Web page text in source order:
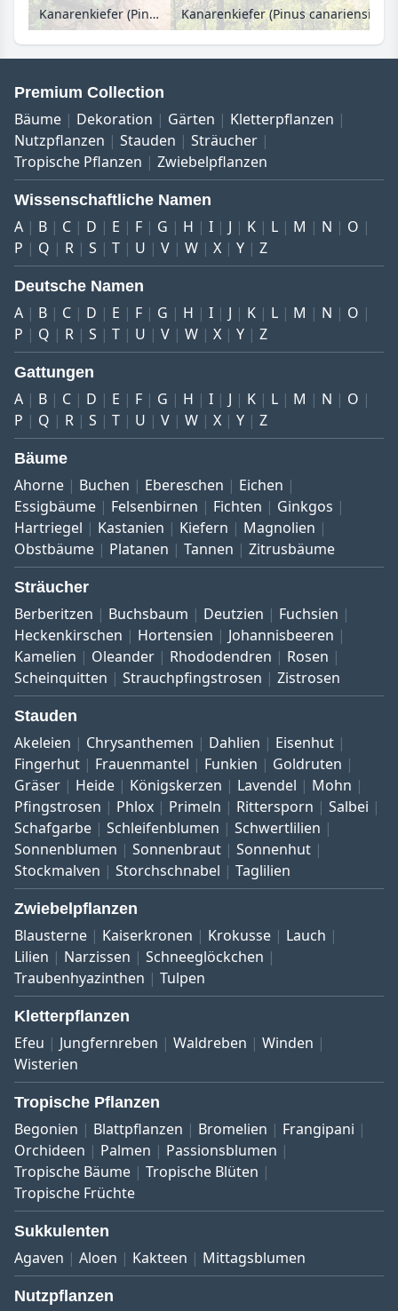
Kanarenkiefer (Pinus canariensis), Naturschutzgebiet Pilancones, Gran Canaria, Spanien
Premium Collection
Bäume Dekoration Gärten
Kletterpflanzen
Nutzpflanzen
Stauden
Sträucher
Tropische Pflanzen
Zwiebelpflanzen
Wissenschaftliche Namen
A B C D E F G H I J K L M N
O
P
Q R S T U V W X Y Z
Deutsche Namen
A B C D E F G H I J K L M N
O
P
Q R S T U V W X Y Z
Gattungen
A B C D E F G H I J K L M N
O
P
Q R S T U V W X Y Z
Bäume
Ahorne Buchen Ebereschen
Eichen
Essigbäume
Felsenbirnen Fichten
Ginkgos
Hartriegel
Kastanien Kiefern
Magnolien
Obstbäume
Platanen Tannen Zitrusbäume
Sträucher
Berberitzen Buchsbaum Deutzien
Fuchsien
Heckenkirschen
Hortensien
Johannisbeeren
Kamelien
Oleander Rhododendren
Rosen
Scheinquitten
Strauchpfingstrosen Zistrosen
Stauden
Akeleien Chrysanthemen Dahlien
Eisenhut
Fingerhut
Frauenmantel Funkien
Goldruten
Gräser
Heide Königskerzen Lavendel
Mohn
Pfingstrosen
Phlox Primeln Rittersporn
Salbei
Schafgarbe
Schleifenblumen
Schwertlilien
Sonnenblumen
Sonnenbraut
Sonnenhut
Stockmalven
Storchschnabel Taglilien
Zwiebelpflanzen
Blausterne Kaiserkronen Krokusse
Lauch
Lilien
Narzissen
Schneeglöckchen
Traubenhyazinthen
Tulpen
Kletterpflanzen
Efeu Jungfernreben Waldreben
Winden
Wisterien
Tropische Pflanzen
Begonien Blattpflanzen Bromelien
Frangipani
Orchideen
Palmen
Passionsblumen
Tropische Bäume
Tropische Blüten
Tropische Früchte
Sukkulenten
Agaven Aloen Kakteen Mittagsblumen
Nutzpflanzen